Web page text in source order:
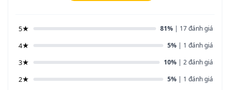
5★ 81% | 17 đánh giá
4★ 5% | 1 đánh giá
3★ 10% | 2 đánh giá
2★ 5% | 1 đánh giá